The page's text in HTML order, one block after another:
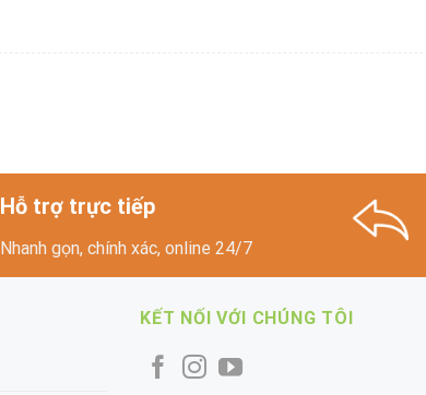
Hỗ trợ trực tiếp
Nhanh gọn, chính xác, online 24/7
KẾT NỐI VỚI CHÚNG TÔI